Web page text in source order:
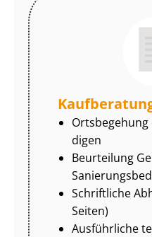
di­gen
Beurteilung
Schriftliche
Seiten)
Ausführliche